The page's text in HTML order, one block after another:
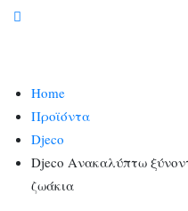
Home
Προϊόντα
Djeco
Djeco Ανακαλύπτω
ζωάκια